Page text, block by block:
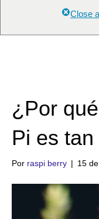
Close
¿Por
Pi es
Por raspi berry | 15